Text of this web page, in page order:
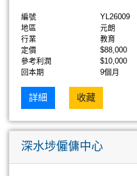
編號
YL26009
地區
元朗
行業
教育
定價
$88,000
參考利潤
$10,000
回本期
9個月
詳細 收藏
深水埗僱傭中心